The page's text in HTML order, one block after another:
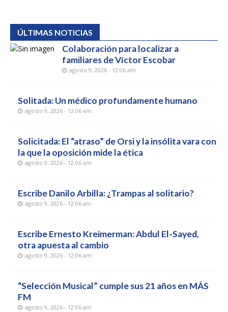
ÚLTIMAS NOTICIAS
Colaboración para localizar a
familiares de Víctor Escobar
agosto 9, 2026 - 12:06 am
Solitada: Un médico profundamente humano
agosto 9, 2026 - 12:06 am
Solicitada: El “atraso” de Orsi y la insólita vara con
la que la oposición mide la ética
agosto 9, 2026 - 12:06 am
Escribe Danilo Arbilla: ¿Trampas al solitario?
agosto 9, 2026 - 12:06 am
Escribe Ernesto Kreimerman: Abdul El-Sayed,
otra apuesta al cambio
agosto 9, 2026 - 12:06 am
“Selección Musical” cumple sus 21 años en MÁS
FM
agosto 9, 2026 - 12:06 am